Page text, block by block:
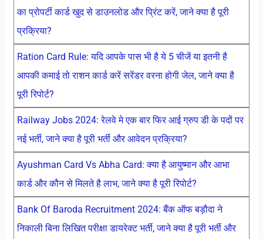
का प्रोपर्टी कार्ड खुद से डाउनलोड और प्रिंट करें, जाने क्या है पूरी
प्रक्रिया?
Ration Card Rule: यदि आपके पास भी है ये 5 चीजें या इतनी है
आपकी कमाई तो राशन कार्ड करें सरेंडर वरना होगी जेल, जाने क्या है
पूरी रिपोर्ट?
Railway Jobs 2024: रेलवे मे एक बार फिर आई ग्रुप डी के पदों पर
नई भर्ती, जाने क्या है पूरी भर्ती और आवेदन प्रक्रिया?
Ayushman Card Vs Abha Card: क्या है आयुष्मान और आभा
कार्ड और कौन से मिलते है लाभ, जाने क्या है पूरी रिपोर्ट?
Bank Of Baroda Recruitment 2024: बैंक ऑफ बड़ौदा ने
निकाली बिना लिखित परीक्षा डायरेक्ट भर्ती, जाने क्या है पूरी भर्ती और